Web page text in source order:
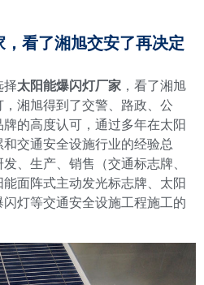
看了湘旭交安了再决定
择太阳能爆闪灯厂家 ，看了湘旭
湘旭得到了交警、路政、公
的高度认可，通过多年在太阳
交通安全设施行业的经验总
、生产、销售（交通标志牌、
面阵式主动发光标志牌、太阳
灯等交通安全设施工程施工的